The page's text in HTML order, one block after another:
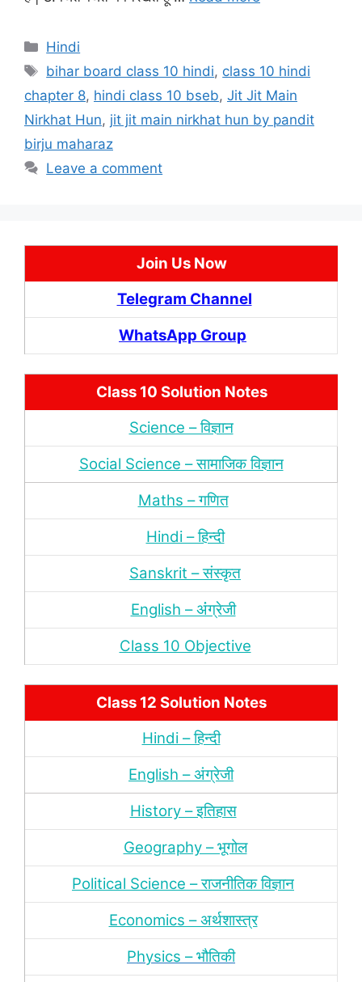
Categories
Hindi
Tags
bihar board class 10 hindi, class 10 hindi
chapter 8, hindi class 10 bseb, Jit Jit Main
Nirkhat Hun, jit jit main nirkhat hun by pandit
birju maharaz
Leave a comment
Join Us Now
Telegram Channel
WhatsApp Group
Class 10 Solution Notes
Science – विज्ञान
Social Science – सामाजिक विज्ञान
Maths – गणित
Hindi – हिन्‍दी
Sanskrit – संस्‍कृत
English – अंंग्रेजी
Class 10 Objective
Class 12 Solution Notes
Hindi – हिन्‍दी
English – अंग्रेजी
History – इतिहास
Geography – भूगोल
Political Science – राजनीतिक विज्ञान
Economics – अर्थशास्‍त्र
Physics – भौतिकी